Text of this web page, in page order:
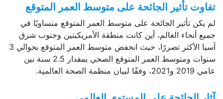
تفاوت تأثير الجائحة على متوسط العمر المتوقع
لم يكن تأثير الجائحة على متوسط العمر المتوقع متساويًا في
جميع أنحاء العالم، أين كانت منطقة الأمريكيتين وجنوب شرق
آسيا الأكثر تضررًا، حيث انخفض متوسط العمر المتوقع بحوالي 3
سنوات ومتوسط العمر المتوقع الصحي بمقدار 2.5 سنة بين
عامي 2019 و2021، وفقًا لبيان منظمة الصحة العالمية.